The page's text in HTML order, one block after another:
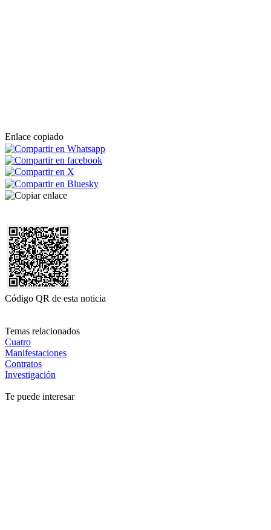
Enlace copiado
Código QR de esta noticia
Temas relacionados
Cuatro
Manifestaciones
Contratos
Investigación
Te puede interesar